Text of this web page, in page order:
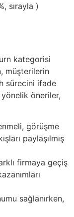
sırayla )
kategorisi
müşterilerin
sürecini ifade
öneriler,
görüşme
paylaşılmış
firmaya geçiş
sağlanırken,